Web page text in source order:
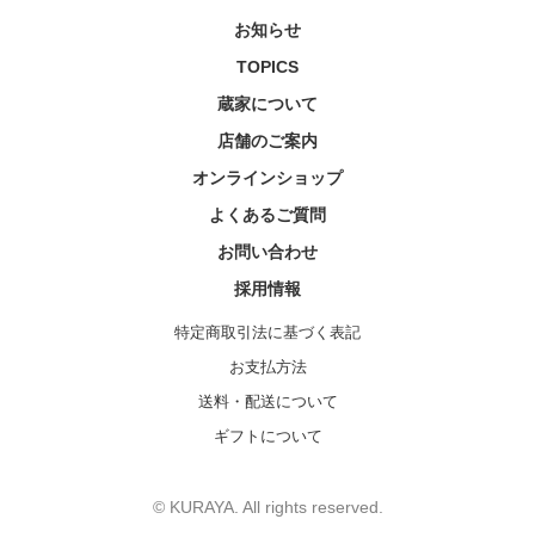
お知らせ
TOPICS
蔵家について
店舗のご案内
オンラインショップ
よくあるご質問
お問い合わせ
採用情報
特定商取引法に基づく表記
お支払方法
送料・配送について
ギフトについて
© KURAYA. All rights reserved.